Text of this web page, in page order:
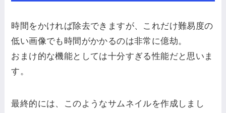
時間をかければ除去できますが、これだけ難易度の
低い画像でも時間がかかるのは非常に億劫。
おまけ的な機能としては十分すぎる性能だと思いま
す。
最終的には、このようなサムネイルを作成しまし